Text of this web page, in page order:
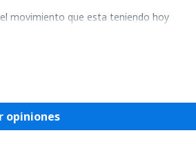
movimiento que esta teniendo hoy
opiniones